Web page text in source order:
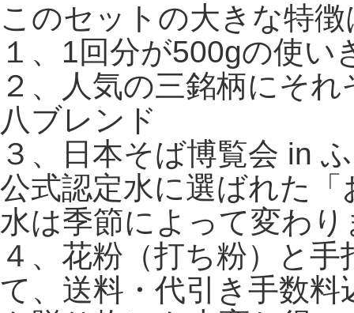
このセットの大きな特
１、1回分が500gの使い
２、人気の三銘柄にそ
八ブレンド
３、日本そば博覧会 in
公式認定水に選ばれた
水は季節によって変わ
４、花粉（打ち粉）と
て、送料・代引き手数